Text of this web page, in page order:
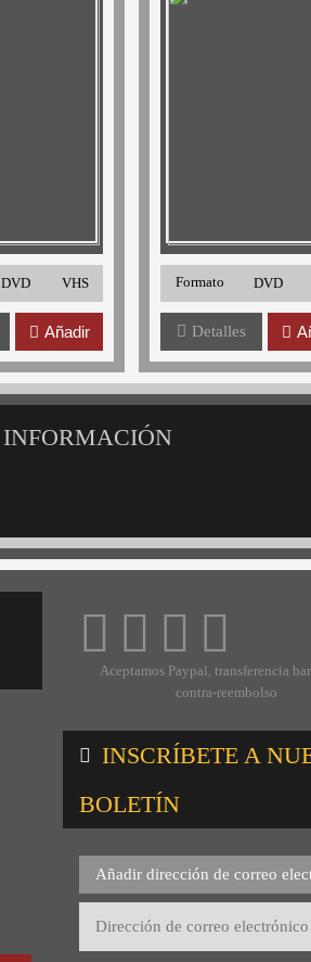
DVD VHS
Añadir
Formato DVD
Detalles
INFORMACIÓN
Aceptamos Paypal, transferencia
contra-reembolso
INSCRÍBETE A
BOLETÍN
Añadir dirección de correo